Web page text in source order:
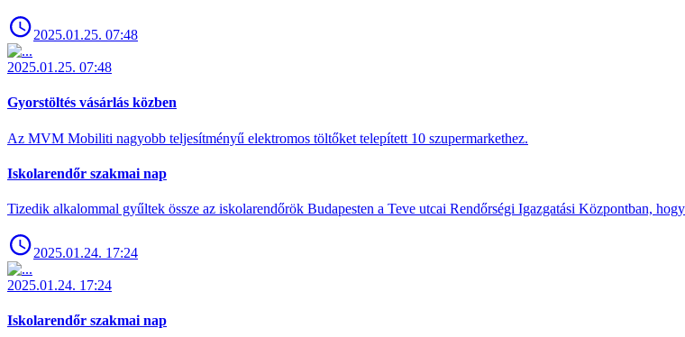
2025.01.25. 07:48
2025.01.25. 07:48
Gyorstöltés vásárlás közben
Az MVM Mobiliti nagyobb teljesítményű elektromos töltőket telepített 10 szupermarkethez.
Iskolarendőr szakmai nap
Tizedik alkalommal gyűltek össze az iskolarendőrök Budapesten a Teve utcai Rendőrségi Igazgatási Központban,
2025.01.24. 17:24
2025.01.24. 17:24
Iskolarendőr szakmai nap